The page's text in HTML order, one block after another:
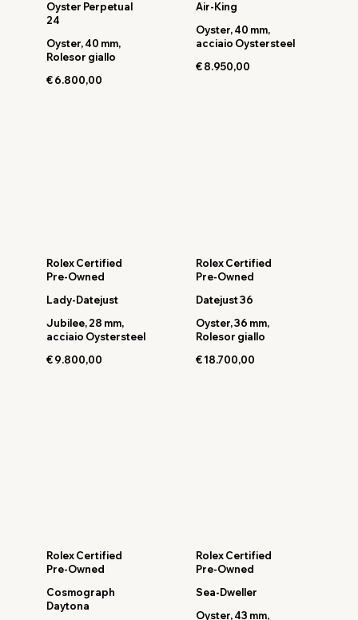
Oyster Perpetual
24
Oyster, 40 mm,
Rolesor giallo
€ 6.800,00
Air-King
Oyster, 40 mm,
acciaio Oystersteel
€ 8.950,00
Rolex Certified
Pre-Owned
Lady-Datejust
Jubilee, 28 mm,
acciaio Oystersteel
€ 9.800,00
Rolex Certified
Pre-Owned
Datejust 36
Oyster, 36 mm,
Rolesor giallo
€ 18.700,00
Rolex Certified
Pre-Owned
Cosmograph
Daytona
Rolex Certified
Pre-Owned
Sea-Dweller
Oyster, 43 mm,